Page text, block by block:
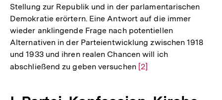
Stellung zur Republik und in der parlamentarischen
Demokratie erörtern. Eine Antwort auf die immer
wieder anklingende Frage nach potentiellen
Alternativen in der Parteientwicklung zwischen 1918
und 1933 und ihren realen Chancen will ich
abschließend zu geben versuchen Zur
[2]